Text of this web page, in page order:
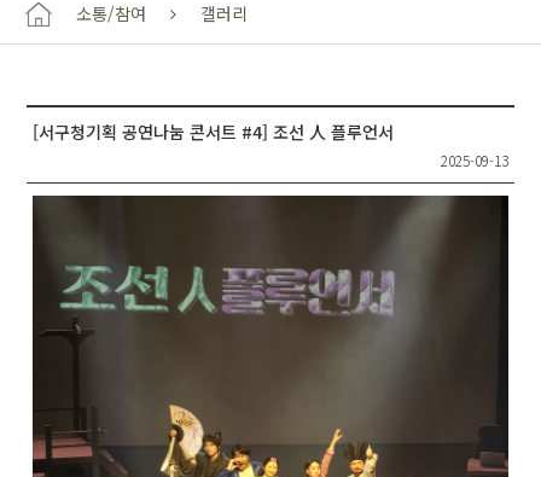
소통/참여 갤러리
[서구청기획 공연나눔 콘서트 #4] 조선 人 플루언서
2025-09-13